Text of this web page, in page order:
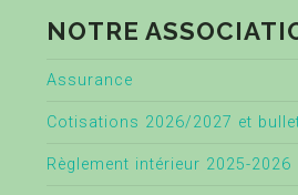
NOTRE
Assurance
Cotisations 2026/2027 et
Règlement intérieur 2025-2026